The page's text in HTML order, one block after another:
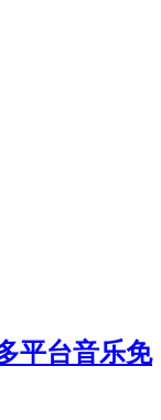
平台音乐免